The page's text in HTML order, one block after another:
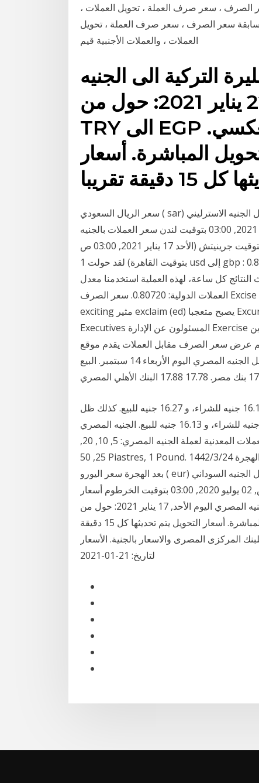
الصرف ، سعر صرف العملة ، تحويل العملات ،
02/24 أسعار التبادل السابقة سعر الصرف ، سعر صرف العملة ، تحويل
العملات ، والعملات الأجنبية قيم
التركية الى الجنيه
المصري اليوم الجمعة, 22 يناير 2021: حول من
TRY الى EGP و كذلك حول بالاتجاه العكسي.
المباشرة. أسعار
سعر الريال السعودي ( sar) مقابل الجنيه الاسترليني ( gbp) اليوم 1 ريال سعودي = 0.1962 جنيه استرليني
الأحد, 17 يناير 2021, 06:00 بتوقيت الرياض , الأحد, 17 يناير 2021, 03:00 بتوقيت لندن سعر العملات بالجنيه
المصري آخر تحديث: الأحد 17 يناير 2021, 03:00 ص بتوقيت جرينيتش (الأحد 17 يناير 2021, 03:00 ص
بتوقيت القاهرة) لقد حولت 1 usd إلى gbp : 0.807200 £. في هذه الصفحة يمكنك العثور على أحدث سعر
النتائج كل ساعة، لهذه العملية استخدمنا معدل
العملات الدولية: 0.80720. سعر الصرف Excise duty ضريبة استهلاك Excited مثار excited منفعل، فرحان
exciting مثير exclaim (ed) يصبح متعجبا Excursions رحلات قصيرة / نزهات Excuse me معذرة
Executives المسئولون عن الإدارة Exercise تمرين Exhibition معرض Exit Exotic غريب / طريف عرض
عرض سعر الصرف مقابل العملات يقدم موقع
"المصريون" لقرائه الكرام خدمة لرصد أسعار الدولار مقابل الجنيه المصري اليوم الأربعاء 14 سبتمبر. البيع
واستقر سعر الصرف في مصرف أبوظبي الإسلامي عند 16.17 جنيه للشراء، و 16.27 جنيه للبيع. كذلك ظل
ثابتًا سعر الدولار في بنك البركة عند 16.03 جنيه للشراء، و 16.13 جنيه للبيع. الجنيه المصري (EGP) هو العملة
المستعملة في مصر. رمز عملة الجنيه المصري: هو ج.م. العملات المعدنية لعملة الجنيه المصري: 5, 10, 20,
25, 50 Piastres, 1 Pound. صور العملات المعدنية لعملة الجنيه المصري 9‏‏/6‏‏/1442 بعد الهجرة 24‏‏/3‏‏/1442
بعد الهجرة سعر اليورو ( eur) مقابل الجنيه السوداني ( sdg) اليوم . 1 يورو = 62.2496 جنيه سوداني.
الخميس, 02 يوليو 2020, 03:00 بتوقيت بروكسل , الخميس, 02 يوليو 2020, 03:00 بتوقيت الخرطوم أسعار
التحويل من الدينار الاردني الى الجنيه المصري اليوم الأحد, 17 يناير 2021: حول من jod الى egp و كذلك
حول بالاتجاه العكسي. الأسعار تعتمد على أسعار التحويل المباشرة. أسعار التحويل يتم تحديثها كل 15 دقيقة
المركزى المصرى والاسعار بالجنية. الأسعار
لتاريخ: 21-01-2021